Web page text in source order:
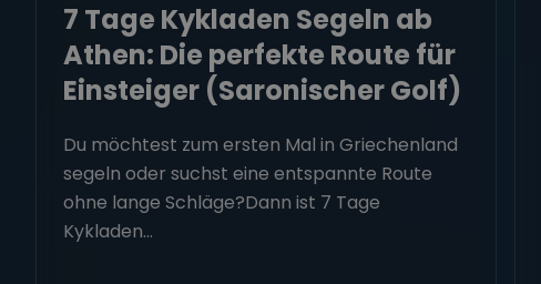
7 Tage Kykladen Segeln ab
Athen: Die perfekte Route für
Einsteiger (Saronischer Golf)
Du möchtest zum ersten Mal in Griechenland
segeln oder suchst eine entspannte Route
ohne lange Schläge?Dann ist 7 Tage
Kykladen...